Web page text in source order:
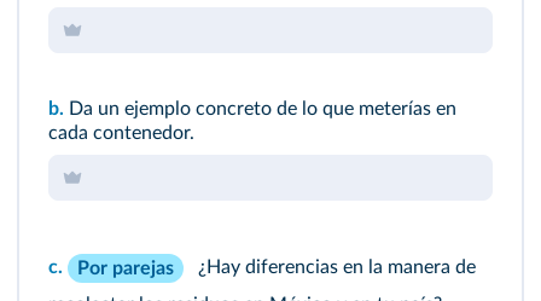
b. Da un ejemplo concreto de lo que meterías en
cada contenedor.
c. Por parejas
¿Hay diferencias en la manera de